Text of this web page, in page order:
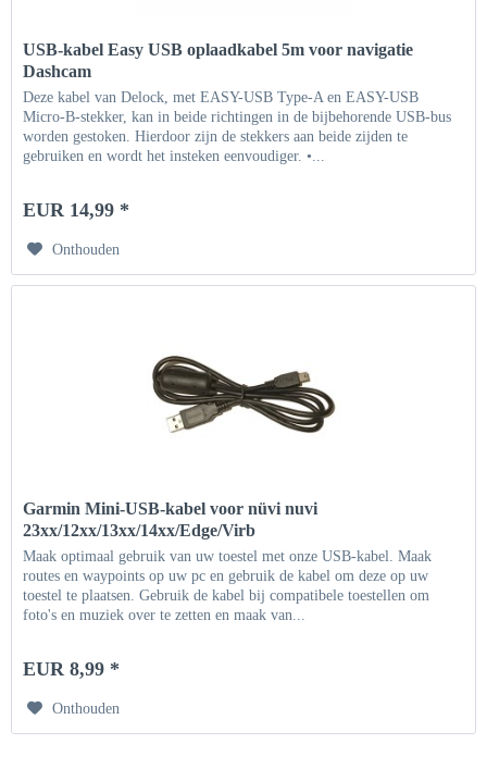
USB-kabel Easy USB oplaadkabel 5m voor navigatie
Dashcam
Deze kabel van Delock, met EASY-USB Type-A en EASY-USB
Micro-B-stekker, kan in beide richtingen in de bijbehorende USB-bus
worden gestoken. Hierdoor zijn de stekkers aan beide zijden te
gebruiken en wordt het insteken eenvoudiger. •...
EUR 14,99 *
Onthouden
Garmin Mini-USB-kabel voor nüvi nuvi
23xx/12xx/13xx/14xx/Edge/Virb
Maak optimaal gebruik van uw toestel met onze USB-kabel. Maak
routes en waypoints op uw pc en gebruik de kabel om deze op uw
toestel te plaatsen. Gebruik de kabel bij compatibele toestellen om
foto's en muziek over te zetten en maak van...
EUR 8,99 *
Onthouden